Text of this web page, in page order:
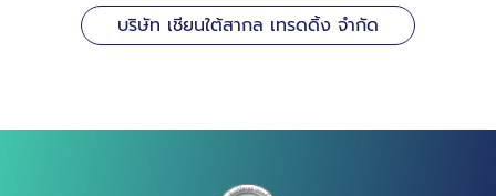
บริษัท เชียนใต้สากล เทรดดิ้ง จำกัด